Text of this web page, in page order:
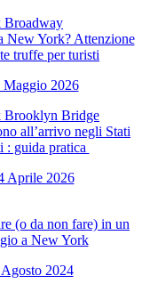
New York? Attenzione
truffe per turisti
Maggio 2026
all’arrivo negli Stati
: guida pratica
Aprile 2026
(o da non fare) in un
a New York
Agosto 2024